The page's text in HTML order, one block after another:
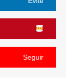
Seguir